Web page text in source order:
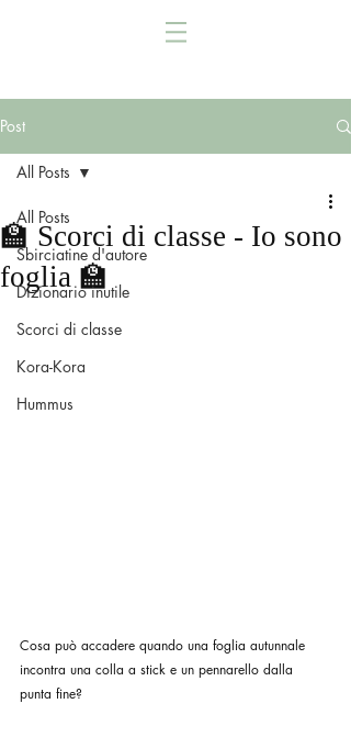
Post
All Posts
Sbirciatine d'autore
Dizionario inutile
Scorci di classe
Kora-Kora
Hummus
All Posts
🏫 Scorci di classe - Io sono
foglia 🏫
Cosa può accadere quando una foglia autunnale
incontra una colla a stick e un pennarello dalla
punta fine?